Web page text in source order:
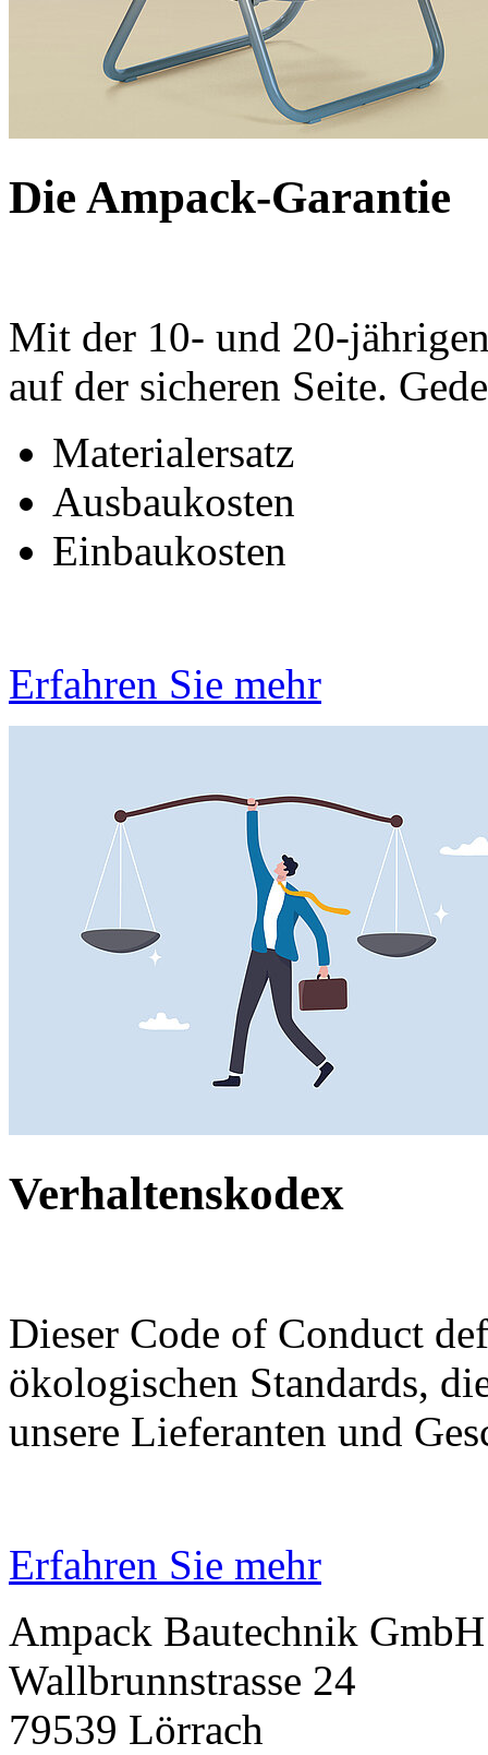
Die Ampack-Garantie
Mit der 10- und 20-
auf der sicheren Seite.
Materialersatz
Ausbaukosten
Einbaukosten
Erfahren Sie mehr
Verhaltenskodex
Dieser Code of Conduct
ökologischen Standards,
unsere Lieferanten und
Erfahren Sie mehr
Ampack Bautechnik GmbH
Wallbrunnstrasse 24
79539 Lörrach